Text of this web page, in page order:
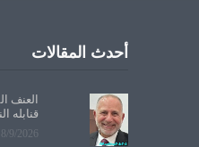
أحدث المقالات
العنف
قنابله
8/9/2026 4:11:57 PM